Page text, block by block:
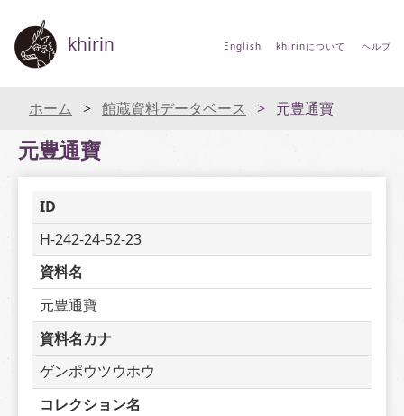
khirin English khirinについて ヘルプ
ホーム 館蔵資料データベース 元豊通寶
元豊通寶
ID
H-242-24-52-23
資料名
元豊通寶
資料名カナ
ゲンポウツウホウ
コレクション名